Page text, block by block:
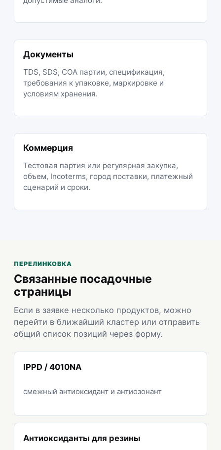
Документы
TDS, SDS, COA партии, спецификация,
требования к упаковке, маркировке и
условиям хранения.
Коммерция
Тестовая партия или регулярная закупка,
объем, Incoterms, город поставки, платежный
сценарий и сроки.
ПЕРЕЛИНКОВКА
Связанные посадочные
страницы
Если в заявке несколько продуктов, можно
перейти в ближайший кластер или отправить
общий список позиций через форму.
IPPD / 4010NA
смежный антиоксидант и антиозонант
Антиоксиданты для резины